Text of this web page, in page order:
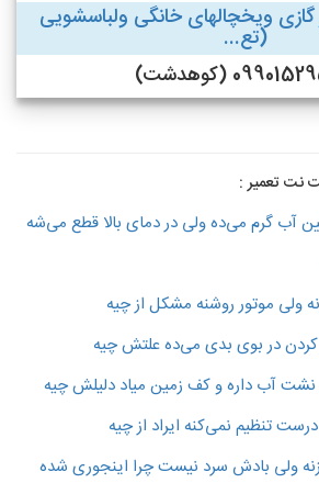
ویخچالهای خانگی ولباسشویی
(تع...
(کوهدشت)
تعمیر :
آب گرم می‌ده ولی در دمای بالا قطع می‌شه
ولی موتور روشنه مشکل از چیه
در بوی بدی می‌ده علتش چیه
آب داره و کف زمین میاد دلیلش چیه
تنظیم نمی‌کنه ایراد از چیه
ولی بادش سرد نیست چرا اینجوری شده